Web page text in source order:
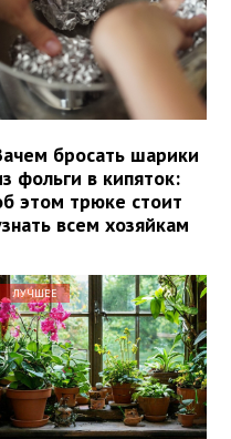
бросать шарики
фольги в кипяток:
этом трюке стоит
всем хозяйкам
ЛУЧШЕЕ